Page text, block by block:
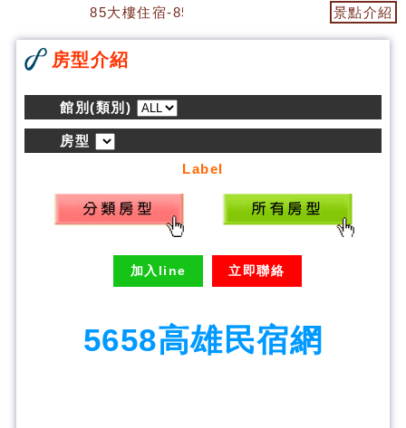
85大樓住宿-85大樓民宿 景點介紹
房型介紹
館別(類別)
房型
Label
加入line 立即聯絡
5658高雄民宿網